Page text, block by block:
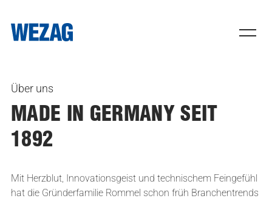
WEINNOVATE
Über uns
MADE IN GERMANY SEIT
1892
Mit Herzblut, Innovationsgeist und technischem Feingefühl
hat die Gründerfamilie Rommel schon früh Branchentrends